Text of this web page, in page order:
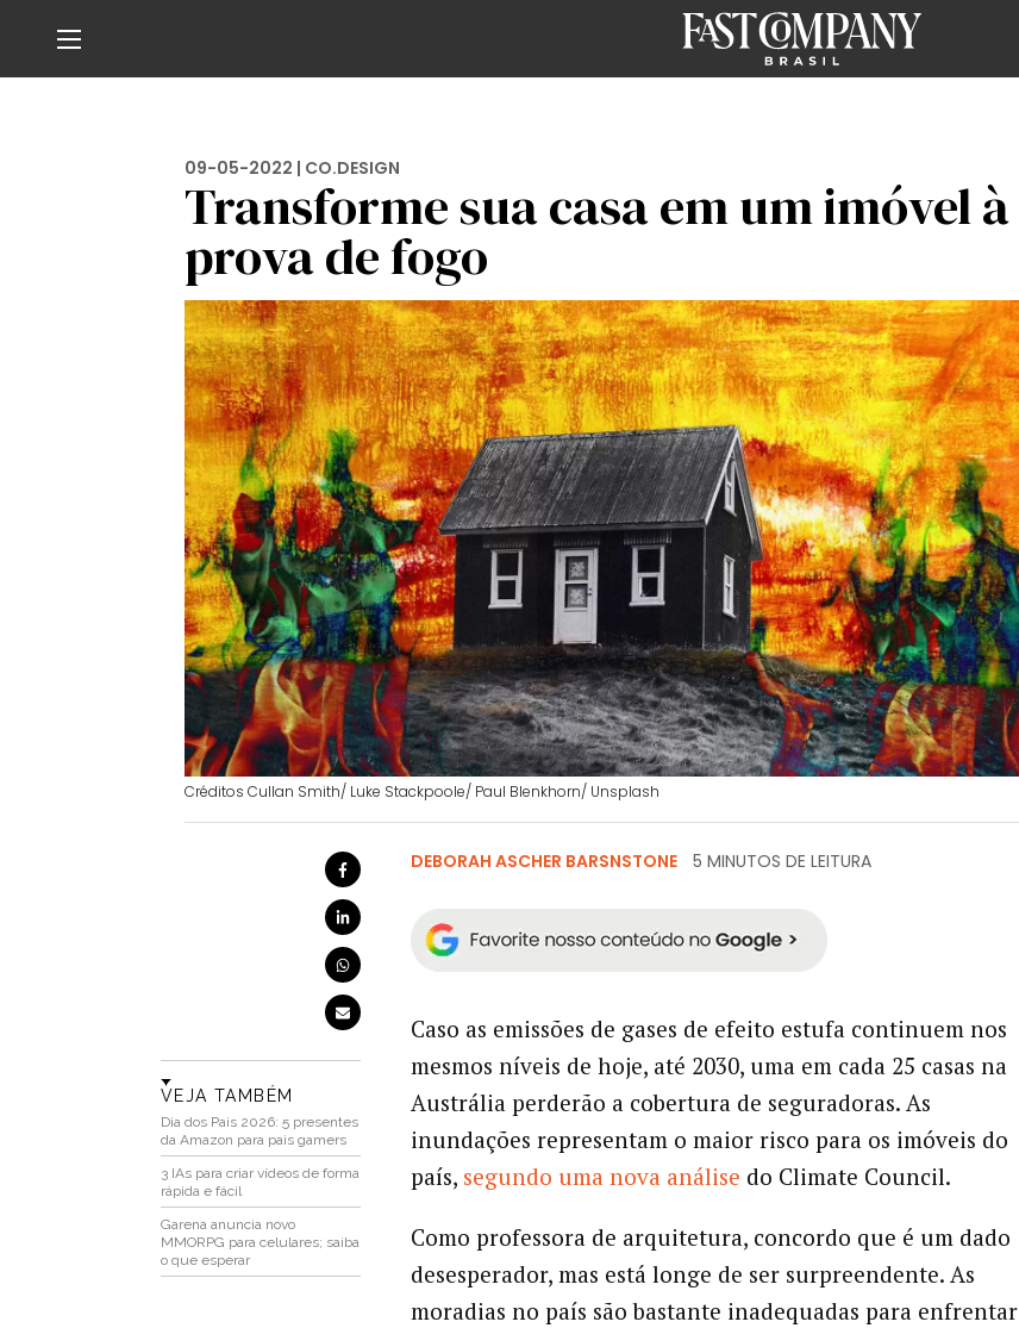
09-05-2022 | CO.DESIGN
Transforme sua casa em um imóvel à
prova de fogo
Créditos Cullan Smith/ Luke Stackpoole/ Paul Blenkhorn/ Unsplash
VEJA TAMBÉM
Dia dos Pais 2026: 5 presentes
da Amazon para pais gamers
3 IAs para criar vídeos de forma
rápida e fácil
Garena anuncia novo
MMORPG para celulares; saiba
o que esperar
DEBORAH ASCHER BARSNSTONE 5 MINUTOS DE LEITURA
Caso as emissões de gases de efeito estufa continuem nos
mesmos níveis de hoje, até 2030, uma em cada 25 casas na
Austrália perderão a cobertura de seguradoras. As
inundações representam o maior risco para os imóveis do
país, segundo uma nova análise do Climate Council.
Como professora de arquitetura, concordo que é um dado
desesperador, mas está longe de ser surpreendente. As
moradias no país são bastante inadequadas para enfrentar